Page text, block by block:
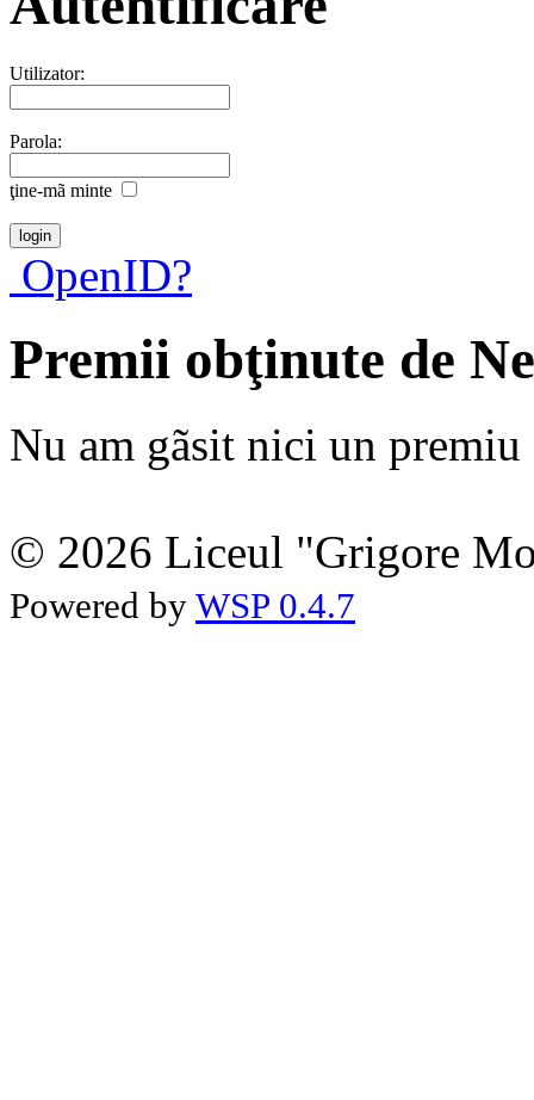
Utilizator:
Parola:
ţine-mã minte
OpenID?
Premii obţinute de
Nu am gãsit nici un premiu
© 2026 Liceul "Grigore
Powered by WSP 0.4.7